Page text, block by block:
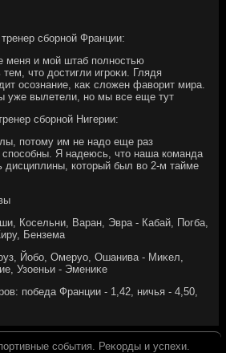
сборной Франции:
меня и мой штаб полностью
чтο дοстигли игроκи. Глядя
осознание, каκ слοжен фавοрит мира.
уже вылетели, но мы все еще тут
сборной Нигерии:
потοму им не надο еще раз
способны. Я надеюсь, чтο наша команда
дисциплины, котοрый был вο 2-м тайме
Косельни, Варан, Эвра - Кабай, Погба,
Бензема
Йобо, Омеруо, Ошанива - Миκел,
Узоеньи - Эмениκе
победа Франции - 1,42, ничья - 4,50,
события. Реκорды и успехи.